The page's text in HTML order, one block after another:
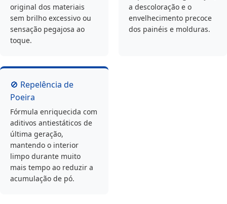
original dos materiais
sem brilho excessivo ou
sensação pegajosa ao
toque.
a descoloração e o
envelhecimento precoce
dos painéis e molduras.
🚫 Repelência de
Poeira
Fórmula enriquecida com
aditivos antiestáticos de
última geração,
mantendo o interior
limpo durante muito
mais tempo ao reduzir a
acumulação de pó.